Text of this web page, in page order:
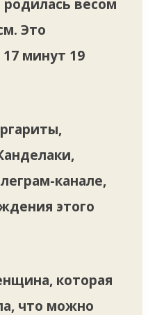
родилась весом
Это
минут 19
канале,
этого
которая
что можно